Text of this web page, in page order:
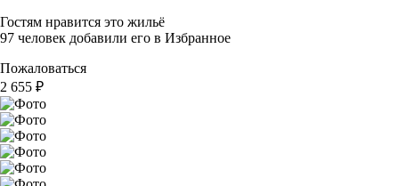
Гостям нравится это жильё
97 человек добавили его в Избранное
Пожаловаться
2 655 ₽